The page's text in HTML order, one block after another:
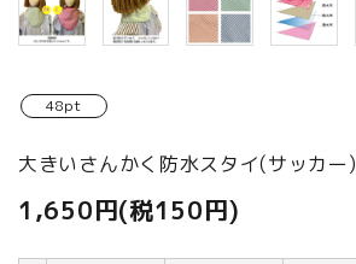
48pt
大きいさんかく防水スタイ(サッカー)
1,650円(税150円)